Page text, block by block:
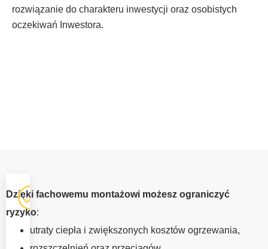
rozwiązanie do charakteru inwestycji oraz osobistych
oczekiwań Inwestora.
OKNA Z
ŁODYGOWICE
Prawidłowa
Dzięki fachowemu montażowi możesz ograniczyć
ryzyko:
utraty ciepła i zwiększonych kosztów ogrzewania,